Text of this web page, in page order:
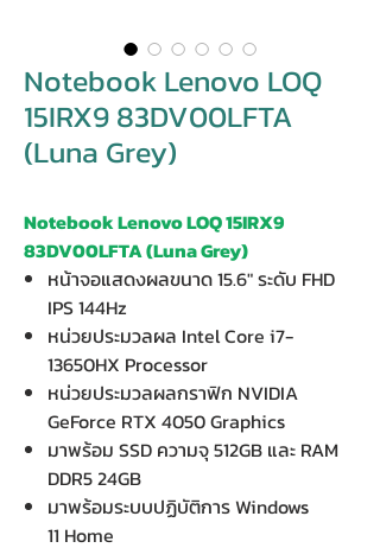
Notebook Lenovo LOQ
15IRX9 83DV00LFTA
(Luna Grey)
Notebook Lenovo LOQ 15IRX9
83DV00LFTA (Luna Grey)
หน้าจอแสดงผลขนาด 15.6" ระดับ FHD
IPS 144Hz
หน่วยประมวลผล Intel Core i7-
13650HX Processor
หน่วยประมวลผลกราฟิก NVIDIA
GeForce RTX 4050 Graphics
มาพร้อม SSD ความจุ 512GB และ RAM
DDR5 24GB
มาพร้อมระบบปฏิบัติการ Windows
11 Home